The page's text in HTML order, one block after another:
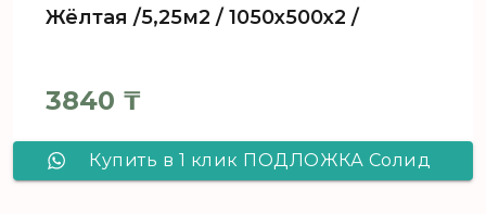
Жёлтая /5,25м2 / 1050х500х2 /
3840 ₸
Купить в 1 клик ПОДЛОЖКА Солид